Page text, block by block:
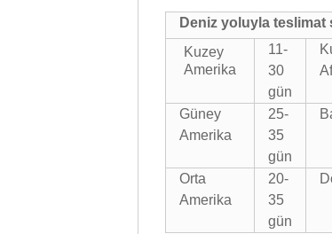
Deniz yoluyla teslimat
Kuzey
Amerika
11-
30
gün
Güney
Amerika
25-
35
gün
Orta
Amerika
20-
35
gün